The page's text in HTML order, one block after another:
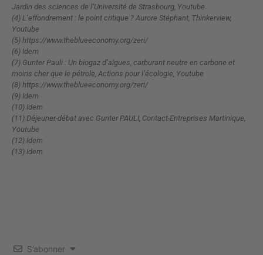
Jardin des sciences de l’Université de Strasbourg, Youtube
(4) L’effondrement : le point critique ? Aurore Stéphant, Thinkerview,
Youtube
(5) https://www.theblueeconomy.org/zeri/
(6) Idem
(7) Gunter Pauli : Un biogaz d’algues, carburant neutre en carbone et
moins cher que le pétrole, Actions pour l’écologie, Youtube
(8) https://www.theblueeconomy.org/zeri/
(9) Idem
(10) Idem
(11) Déjeuner-débat avec Gunter PAULI, Contact-Entreprises Martinique,
Youtube
(12) Idem
(13) Idem
S’abonner